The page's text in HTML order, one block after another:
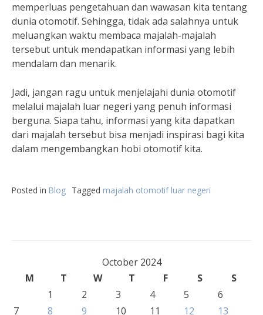
memperluas pengetahuan dan wawasan kita tentang
dunia otomotif. Sehingga, tidak ada salahnya untuk
meluangkan waktu membaca majalah-majalah
tersebut untuk mendapatkan informasi yang lebih
mendalam dan menarik.
Jadi, jangan ragu untuk menjelajahi dunia otomotif
melalui majalah luar negeri yang penuh informasi
berguna. Siapa tahu, informasi yang kita dapatkan
dari majalah tersebut bisa menjadi inspirasi bagi kita
dalam mengembangkan hobi otomotif kita.
Posted in Blog Tagged majalah otomotif luar negeri
October 2024
M
T W T F S
S
1
2 3 4 5
6
7
8 9 10 11 12
13